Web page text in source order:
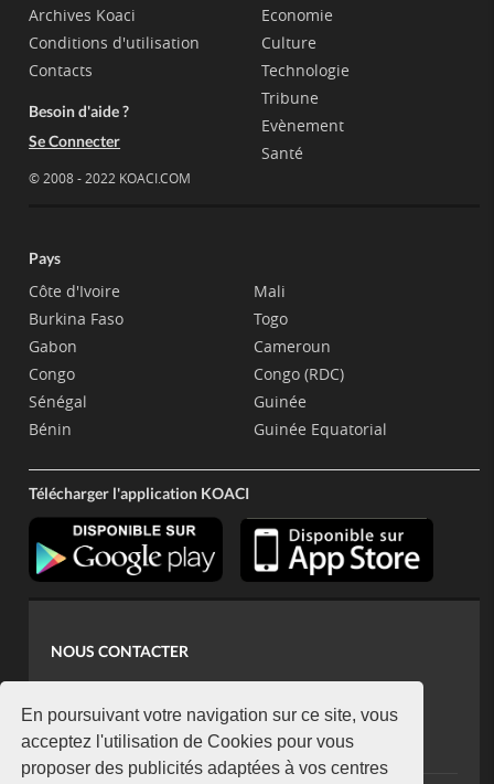
En poursuivant votre navigation sur ce site, vous
acceptez l'utilisation de Cookies pour vous
proposer des publicités adaptées à vos centres
Archives Koaci
Conditions d'utilisation
Contacts
Besoin d'aide ?
Se Connecter
© 2008 - 2022 KOACI.COM
Economie
Culture
Technologie
Tribune
Evènement
Santé
Pays
Côte d'Ivoire
Burkina Faso
Gabon
Congo
Sénégal
Bénin
Mali
Togo
Cameroun
Congo (RDC)
Guinée
Guinée Equatorial
Télécharger l'application KOACI
NOUS CONTACTER
koaci@yahoo.fr
+225 07 08 85 52 93